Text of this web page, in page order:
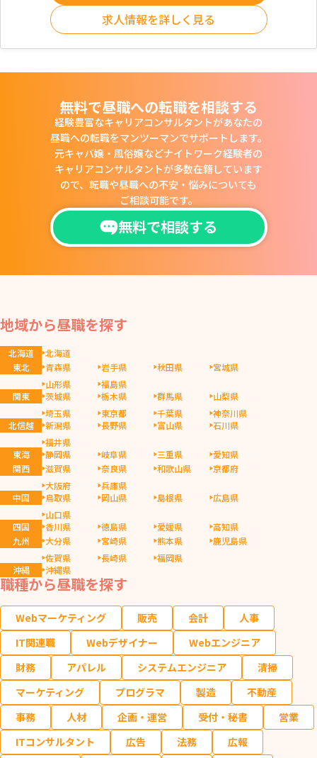
求人情報を詳しく見る
無料で昼職への転職を相談する
経験豊富なキャリアコンサルタントがあなたの
昼職への転職をマンツーマンでサポートします。
元キャバ嬢・風俗嬢などナイトワーク経験者の
キャリアコンサルタントが多数在籍しています
ので、 転職や昼職への不安・悩みについても
ご相談可能です。
無料で相談する
地域から昼職を探す
北海道
北海道
東北
青森県 岩手県 秋田県
宮城県
山形県
福島県
関東
茨城県 栃木県 群馬県
山梨県
埼玉県
東京都 千葉県
神奈川県
北信越
新潟県 長野県 富山県
石川県
福井県
東海
静岡県 岐阜県 三重県
愛知県
関西
滋賀県 奈良県 和歌山県
京都府
大阪府
兵庫県
中国
鳥取県 岡山県 島根県
広島県
山口県
四国
香川県 徳島県 愛媛県
高知県
九州
大分県 宮崎県 熊本県
鹿児島県
佐賀県
長崎県
福岡県
沖縄
沖縄県
職種から昼職を探す
Webマーケティング 販売 会計
人事
IT関連職
Webデザイナー
Webエンジニア
財務
アパレル システムエンジニア
清掃
マーケティング
プログラマ 製造
不動産
事務
人材 企画・運営 受付・秘書
営業
ITコンサルタント
広告 法務
広報